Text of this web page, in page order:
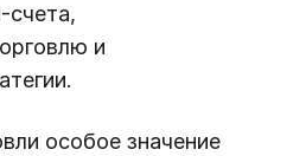
счета,
и
особое значение